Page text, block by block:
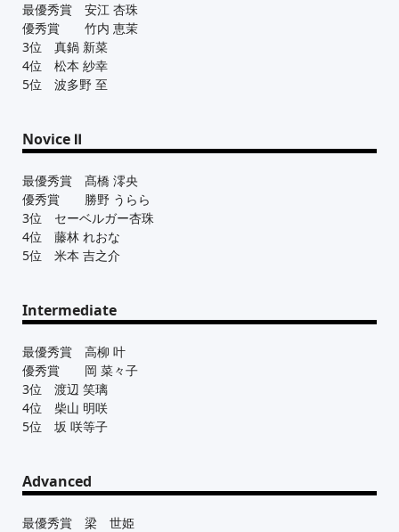
最優秀賞 安江 杏珠
優秀賞 竹内 恵茉
3位 真鍋 新菜
4位 松本 紗幸
5位 波多野 至
Novice Ⅱ
最優秀賞 髙橋 澪央
優秀賞 勝野 うらら
3位 セーベルガー杏珠
4位 藤林 れおな
5位 米本 吉之介
Intermediate
最優秀賞 高柳 叶
優秀賞 岡 菜々子
3位 渡辺 笑璃
4位 柴山 明咲
5位 坂 咲等子
Advanced
最優秀賞 梁 世姫